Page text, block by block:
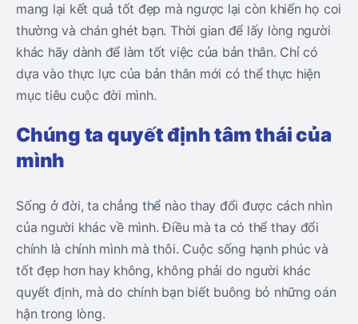
mang lại kết quả tốt đẹp mà ngược lại còn khiến họ coi
thường và chán ghét bạn. Thời gian để lấy lòng người
khác hãy dành để làm tốt việc của bản thân. Chỉ có
dựa vào thực lực của bản thân mới có thể thực hiện
mục tiêu cuộc đời mình.
Chúng ta quyết định tâm thái của
mình
Sống ở đời, ta chẳng thể nào thay đổi được cách nhìn
của người khác về mình. Điều mà ta có thể thay đổi
chính là chính mình mà thôi. Cuộc sống hạnh phúc và
tốt đẹp hơn hay không, không phải do người khác
quyết định, mà do chính bạn biết buông bỏ những oán
hận trong lòng.